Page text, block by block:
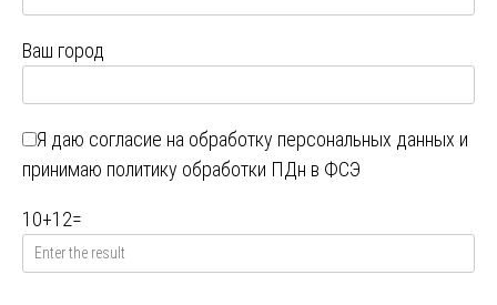
Ваш город
Я даю согласие на обработку персональных данных и
принимаю политику обработки ПДн в ФСЭ
10+12=